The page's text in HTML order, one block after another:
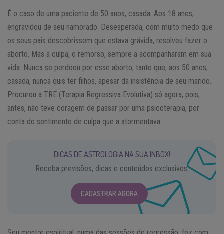
É o caso de uma paciente de 50 anos, casada. Aos 18 anos,
engravidou de seu namorado. Desesperada, com muito medo que
os seus pais descobrissem que estava grávida, resolveu fazer o
aborto. Mas a culpa, o remorso, sempre a acompanharam em sua
vida. Nunca se perdoou por esse aborto, tanto que, aos 50 anos,
casada, nunca quis ter filhos, apesar da insistência de seu marido.
Procurou a TRE (Terapia Regressiva Evolutiva) só agora, pois,
antes, não teve coragem de passar por uma psicoterapia, por
conta do sentimento de culpa que a atormentava.
DICAS DE ASTROLOGIA NA SUA INBOX!
Receba previsões, dicas e conteúdos exclusivos.
CADASTRAR AGORA
Seu mentor espiritual, numa das sessões de regressão, fez com